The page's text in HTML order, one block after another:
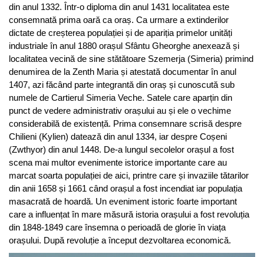
din anul 1332. Într-o diploma din anul 1431 localitatea este
consemnată prima oară ca oraș. Ca urmare a extinderilor
dictate de creșterea populației și de apariția primelor unități
industriale în anul 1880 orașul Sfântu Gheorghe anexează și
localitatea vecină de sine stătătoare Szemerja (Simeria) primind
denumirea de la Zenth Maria și atestată documentar în anul
1407, azi făcând parte integrantă din oraș și cunoscută sub
numele de Cartierul Simeria Veche. Satele care aparțin din
punct de vedere administrativ orașului au și ele o vechime
considerabilă de existență. Prima consemnare scrisă despre
Chilieni (Kylien) datează din anul 1334, iar despre Coșeni
(Zwthyor) din anul 1448. De-a lungul secolelor orașul a fost
scena mai multor evenimente istorice importante care au
marcat soarta populației de aici, printre care și invaziile tătarilor
din anii 1658 și 1661 când orașul a fost incendiat iar populația
masacrată de hoardă. Un eveniment istoric foarte important
care a influențat în mare măsură istoria orașului a fost revoluția
din 1848-1849 care însemna o perioadă de glorie în viața
orașului. După revoluție a început dezvoltarea economică.